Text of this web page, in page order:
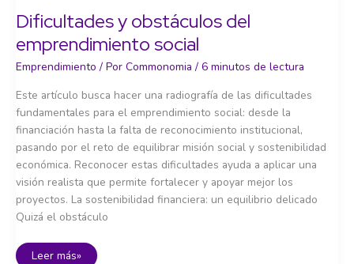
por
qué
importa
Dificultades y obstáculos del
emprendimiento social
Emprendimiento / Por Commonomia / 6 minutos de lectura
Este artículo busca hacer una radiografía de las dificultades
fundamentales para el emprendimiento social: desde la
financiación hasta la falta de reconocimiento institucional,
pasando por el reto de equilibrar misión social y sostenibilidad
económica. Reconocer estas dificultades ayuda a aplicar una
visión realista que permite fortalecer y apoyar mejor los
proyectos. La sostenibilidad financiera: un equilibrio delicado
Quizá el obstáculo
Dificultades
Leer más»